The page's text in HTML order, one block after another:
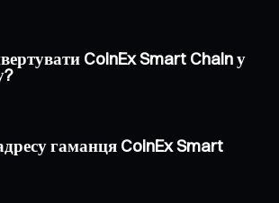
CoinEx Smart Chain у
гаманця CoinEx Smart